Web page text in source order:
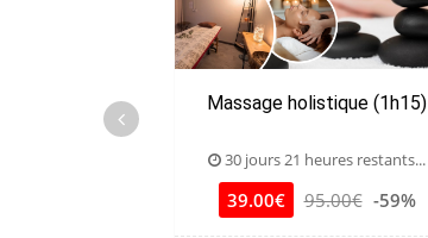
Massage holistique (1h15)
30 jours 21 heures restants...
39.00€ 95.00€ -59%